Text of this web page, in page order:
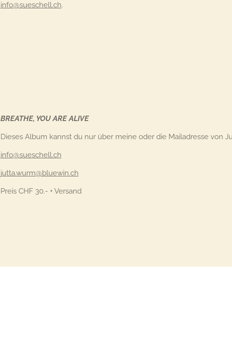
info@sueschell.ch.
BREATHE, YOU ARE ALIVE
Dieses Album kannst du nur über meine oder die Mailadresse von
info@sueschell.ch
jutta.wurm@bluewin.ch
Preis CHF 30.- + Versand